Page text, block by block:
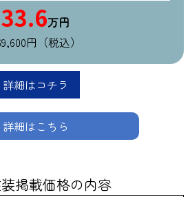
33.6万円
円（税込）
詳細はコチラ
詳細はこちら
掲載価格の内容